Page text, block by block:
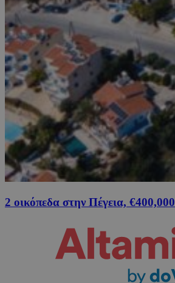
2 οικόπεδα στην Πέγεια, €400,000